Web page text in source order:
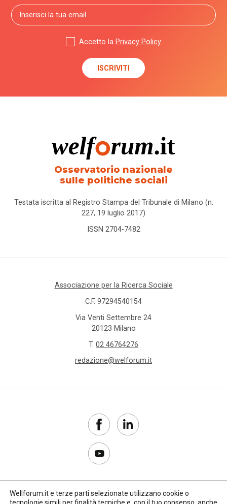
Accetto la Privacy Policy
Osservatorio nazionale
sulle politiche sociali
Testata iscritta al Registro Stampa del Tribunale di Milano (n.
227, 19 luglio 2017)
ISSN 2704-7482
Associazione per la Ricerca Sociale
C.F. 97294540154
Via Venti Settembre 24
20123 Milano
T. 02 46764276
redazione@welforum.it
Wellforum.it e terze parti selezionate utilizzano cookie o